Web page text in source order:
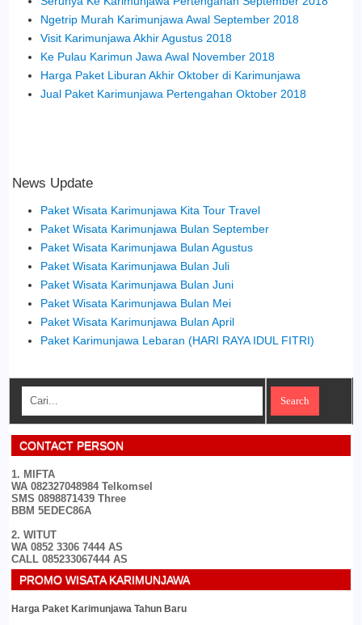
Ngetrip Murah Karimunjawa Awal September 2018
Visit Karimunjawa Akhir Agustus 2018
Ke Pulau Karimun Jawa Awal November 2018
Harga Paket Liburan Akhir Oktober di Karimunjawa
Jual Paket Karimunjawa Pertengahan Oktober 2018
News Update
Paket Wisata Karimunjawa Kita Tour Travel
Paket Wisata Karimunjawa Bulan September
Paket Wisata Karimunjawa Bulan Agustus
Paket Wisata Karimunjawa Bulan Juli
Paket Wisata Karimunjawa Bulan Juni
Paket Wisata Karimunjawa Bulan Mei
Paket Wisata Karimunjawa Bulan April
Paket Karimunjawa Lebaran (HARI RAYA IDUL FITRI)
CONTACT PERSON
1. MIFTA
WA 082327048984 Telkomsel
SMS 0898871439 Three
BBM 5EDEC86A
2. WITUT
WA 0852 3306 7444 AS
CALL 085233067444 AS
PROMO WISATA KARIMUNJAWA
Harga Paket Karimunjawa Tahun Baru